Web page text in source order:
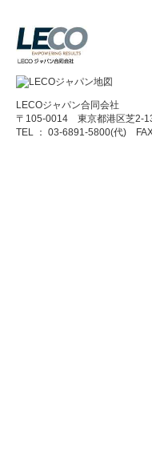
LECOジャパン合同会社
〒105-0014 東京都港区芝2-
TEL ： 03-6891-5800(代)